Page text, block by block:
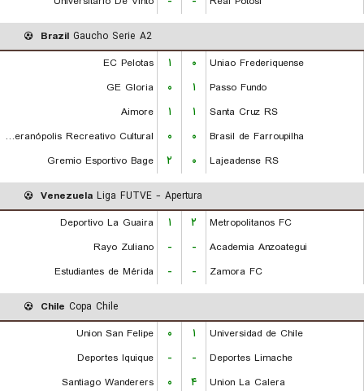
Brazil Gaucho Serie A2
EC Pelotas
۱ ۰
Uniao Frederiquense
GE Gloria
۰ ۱
Passo Fundo
Aimore
۱ ۱
Santa Cruz RS
EC Veranópolis Recreativo Cultural
۰ ۰
Brasil de Farroupilha
Gremio Esportivo Bage
۲ ۰ Lajeadense RS
Venezuela Liga FUTVE - Apertura
Deportivo La Guaira
۱ ۲
Metropolitanos FC
Rayo Zuliano
- -
Academia Anzoategui
Estudiantes de Mérida
- - Zamora FC
Chile Copa Chile
Union San Felipe
۰ ۱
Universidad de Chile
Deportes Iquique
- -
Deportes Limache
Santiago Wanderers
۰ ۴
Union La Calera